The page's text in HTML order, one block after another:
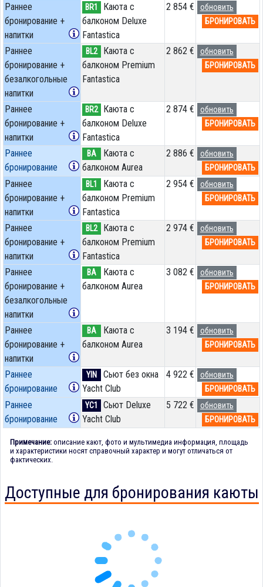
Раннее
бронирование +
напитки
BR1
Каюта с
балконом Deluxe
Fantastica
2 854 €
обновить
БРОНИРОВАТЬ
Раннее
бронирование +
безалкогольные
напитки
BL2
Каюта с
балконом Premium
Fantastica
2 862 €
обновить
БРОНИРОВАТЬ
Раннее
бронирование +
напитки
BR2
Каюта с
балконом Deluxe
Fantastica
2 874 €
обновить
БРОНИРОВАТЬ
Раннее
бронирование
BA
Каюта с
балконом Aurea
2 886 €
обновить
БРОНИРОВАТЬ
Раннее
бронирование +
напитки
BL1
Каюта с
балконом Premium
Fantastica
2 954 €
обновить
БРОНИРОВАТЬ
Раннее
бронирование +
напитки
BL2
Каюта с
балконом Premium
Fantastica
2 974 €
обновить
БРОНИРОВАТЬ
Раннее
бронирование +
безалкогольные
напитки
BA
Каюта с
балконом Aurea
3 082 €
обновить
БРОНИРОВАТЬ
Раннее
бронирование +
напитки
BA
Каюта с
балконом Aurea
3 194 €
обновить
БРОНИРОВАТЬ
Раннее
бронирование
YIN
Сьют без окна
Yacht Club
4 922 €
обновить
БРОНИРОВАТЬ
Раннее
бронирование
YC1
Сьют Deluxe
Yacht Club
5 722 €
обновить
БРОНИРОВАТЬ
Примечание: описание кают, фото и мультимедиа информация, площадь
и характеристики носят справочный характер и могут отличаться от
фактических.
Доступные для бронирования каюты